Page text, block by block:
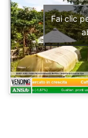
Fai clic